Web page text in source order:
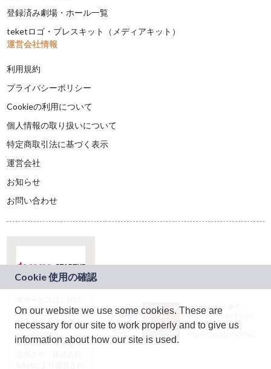
登録済み劇場・ホール一覧
teketロゴ・プレスキット（メディアキット）
運営会社情報
利用規約
プライバシーポリシー
Cookieの利用について
個人情報の取り扱いについて
特定商取引法に基づく表示
運営会社
お知らせ
お問い合わせ
ドコモグループの新
規事業創出プログラ
ム「docomo
STARTUP」を通じて
JASRAC許諾番号：
9024936001Y45037
JASRAC許諾番号：
On our website we use some cookies. These are
necessary for our site to work properly and to give us
information about how our site is used.